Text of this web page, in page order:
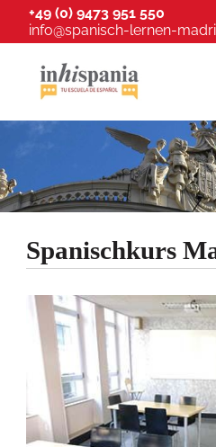
+49 (0) 9473 951 550
info@spanisch-lernen-
Spanischkurs